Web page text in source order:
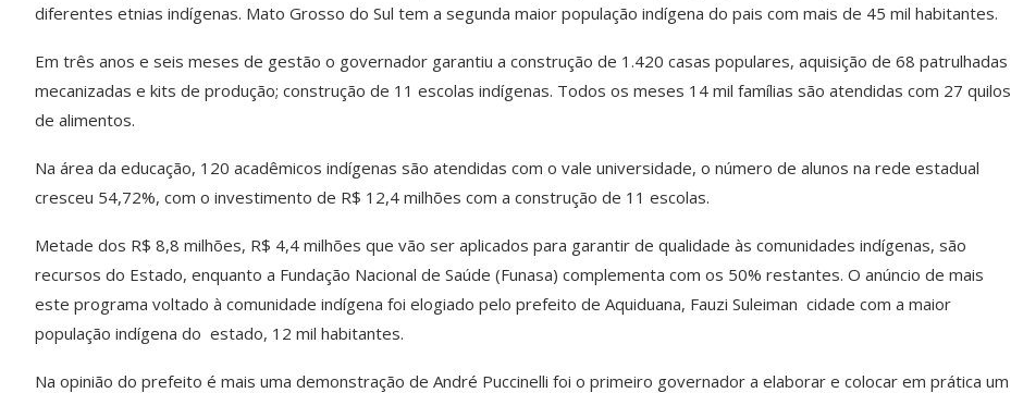
diferentes etnias indígenas. Mato Grosso do Sul tem a segunda maior população indígena do pais com mais de 45 mil habitantes.
Em três anos e seis meses de gestão o governador garantiu a construção de 1.420 casas populares, aquisição de 68 patrulhadas
mecanizadas e kits de produção; construção de 11 escolas indígenas. Todos os meses 14 mil famílias são atendidas com 27 quilos
de alimentos.
Na área da educação, 120 acadêmicos indígenas são atendidas com o vale universidade, o número de alunos na rede estadual
cresceu 54,72%, com o investimento de R$ 12,4 milhões com a construção de 11 escolas.
Metade dos R$ 8,8 milhões, R$ 4,4 milhões que vão ser aplicados para garantir de qualidade às comunidades indígenas, são
recursos do Estado, enquanto a Fundação Nacional de Saúde (Funasa) complementa com os 50% restantes. O anúncio de mais
este programa voltado à comunidade indígena foi elogiado pelo prefeito de Aquiduana, Fauzi Suleiman cidade com a maior
população indígena do estado, 12 mil habitantes.
Na opinião do prefeito é mais uma demonstração de André Puccinelli foi o primeiro governador a elaborar e colocar em prática um